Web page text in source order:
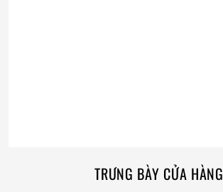
TRƯNG BÀY CỬA HÀNG